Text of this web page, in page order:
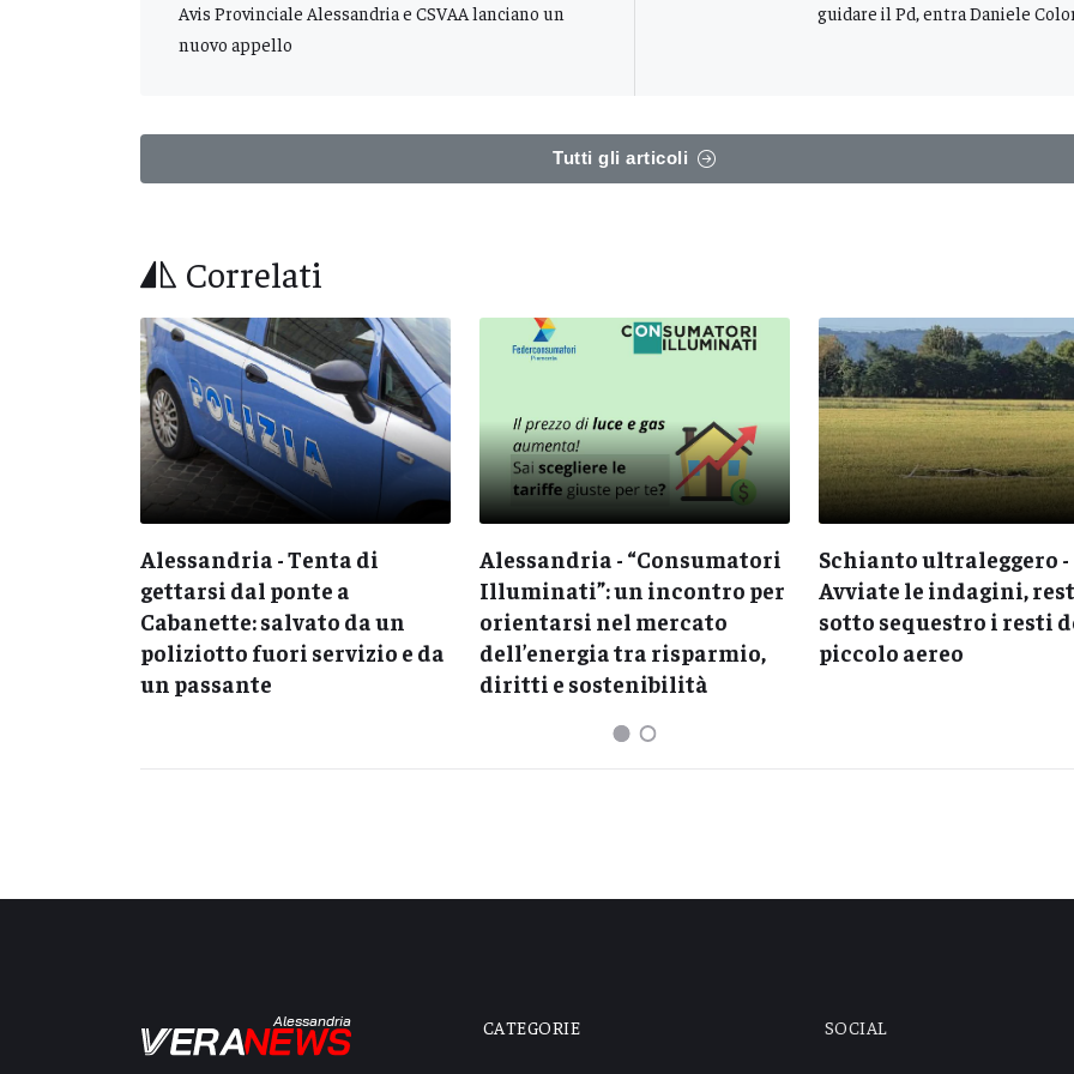
Avis Provinciale Alessandria e CSVAA lanciano un
nuovo appello
guidare il Pd, entra Daniele
Tutti gli articoli
Correlati
Alessandria - Tenta di
gettarsi dal ponte a
Cabanette: salvato da un
poliziotto fuori servizio e da
un passante
Alessandria - “Consumatori
Illuminati”: un incontro per
orientarsi nel mercato
dell’energia tra risparmio,
diritti e sostenibilità
Schianto ultraleggero -
Avviate le indagini,
sotto sequestro i resti
piccolo aereo
Alessandria CATEGORIE SOCIAL